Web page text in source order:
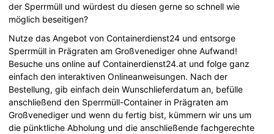
der Sperrmüll und würdest du diesen gerne so schnell wie
möglich beseitigen?
Nutze das Angebot von Containerdienst24 und entsorge
Sperrmüll in Prägraten am Großvenediger ohne Aufwand!
Besuche uns online auf Containerdienst24.at und folge ganz
einfach den interaktiven Onlineanweisungen. Nach der
Bestellung, gib einfach dein Wunschlieferdatum an, befülle
anschließend den Sperrmüll-Container in Prägraten am
Großvenediger und wenn du fertig bist, kümmern wir uns um
die pünktliche Abholung und die anschließende fachgerechte